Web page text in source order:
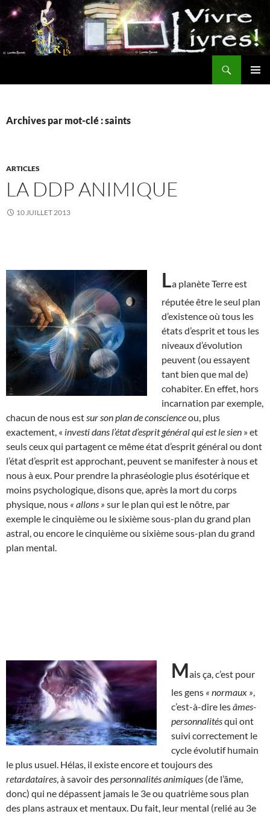
Aller
au
contenu
Archives par mot-clé : saints
ARTICLES
LA DDP ANIMIQUE
10 JUILLET 2013
La planète Terre est
réputée être le seul plan
d’existence où tous les
états d’esprit et tous les
niveaux d’évolution
peuvent (ou essayent
tant bien que mal de)
cohabiter. En effet, hors
incarnation par exemple,
chacun de nous est sur son plan de conscienceou, plus
exactement, « investi dans l’état d’esprit général qui est le sien » et
seuls ceux qui partagent ce même état d’esprit général ou dont
l’état d’esprit est approchant, peuvent se manifester à nous et
nous à eux. Pour prendre la phraséologie plus ésotérique et
moins psychologique, disons que, après la mort du corps
physique, nous « allons » sur le plan qui est le nôtre, par
exemple le cinquième ou le sixième sous-plan du grand plan
astral, ou encore le cinquième ou sixième sous-plan du grand
plan mental.
Mais ça, c’est pour
les gens « normaux »
c’est-à-dire lesâmes-
personnalitésqui ont
suivi correctement le
cycle évolutif humain
le plus usuel. Hélas, il existe encore et toujours des
retardataires , à savoir despersonnalités animiques (de l’âme,
donc) qui ne dépassent jamais le 3e ou quatrième sous plan
des plans astraux et mentaux. Du fait, leur mental (relié au 3e